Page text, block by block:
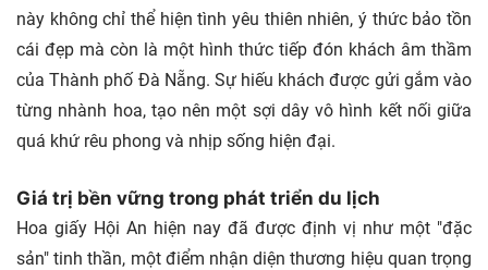
này không chỉ thể hiện tình yêu thiên nhiên, ý thức bảo tồn
cái đẹp mà còn là một hình thức tiếp đón khách âm thầm
của Thành phố Đà Nẵng. Sự hiếu khách được gửi gắm vào
từng nhành hoa, tạo nên một sợi dây vô hình kết nối giữa
quá khứ rêu phong và nhịp sống hiện đại.
Giá trị bền vững trong phát triển du lịch
Hoa giấy Hội An hiện nay đã được định vị như một "đặc
sản" tinh thần, một điểm nhận diện thương hiệu quan trọng